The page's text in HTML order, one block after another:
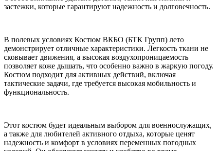
застежки, которые гарантируют надежность и долговечность.
В полевых условиях Костюм ВКБО (БТК Групп) лето
демонстрирует отличные характеристики. Легкость ткани не
сковывает движения, а высокая воздухопроницаемость
позволяет коже дышать, что особенно важно в жаркую погоду.
Костюм подходит для активных действий, включая
тактические задачи, где требуется высокая мобильность и
функциональность.
Этот костюм будет идеальным выбором для военнослужащих,
а также для любителей активного отдыха, которые ценят
надежность и комфорт в условиях переменных погодных